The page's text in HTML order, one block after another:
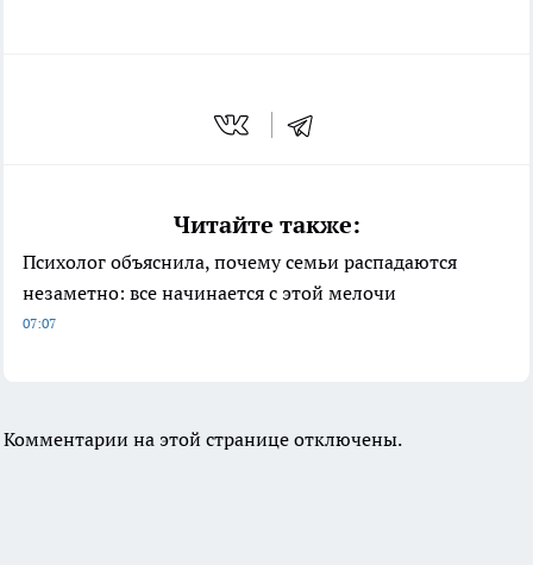
Читайте также:
Психолог объяснила, почему семьи распадаются
незаметно: все начинается с этой мелочи
07:07
Комментарии на этой странице отключены.